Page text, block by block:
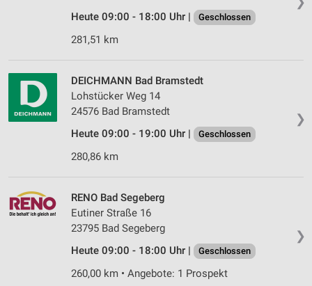
Heute 09:00 - 18:00 Uhr |
Geschlossen
281,51 km
❯
DEICHMANN Bad Bramstedt
Lohstücker Weg 14
24576 Bad Bramstedt
Heute 09:00 - 19:00 Uhr |
Geschlossen
280,86 km
❯
RENO Bad Segeberg
Eutiner Straße 16
23795 Bad Segeberg
Heute 09:00 - 18:00 Uhr |
Geschlossen
260,00 km • Angebote: 1 Prospekt